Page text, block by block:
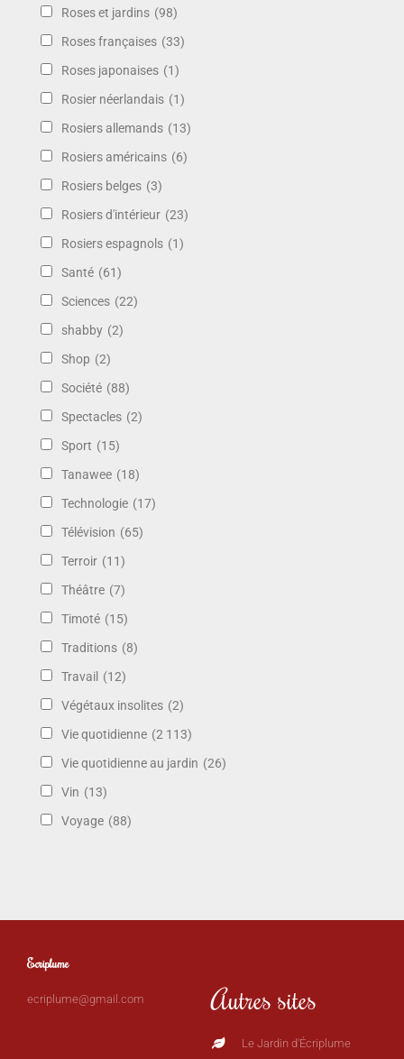
Roses et jardins (98)
Roses françaises (33)
Roses japonaises (1)
Rosier néerlandais (1)
Rosiers allemands (13)
Rosiers américains (6)
Rosiers belges (3)
Rosiers d'intérieur (23)
Rosiers espagnols (1)
Santé (61)
Sciences (22)
shabby (2)
Shop (2)
Société (88)
Spectacles (2)
Sport (15)
Tanawee (18)
Technologie (17)
Télévision (65)
Terroir (11)
Théâtre (7)
Timoté (15)
Traditions (8)
Travail (12)
Végétaux insolites (2)
Vie quotidienne (2 113)
Vie quotidienne au jardin (26)
Vin (13)
Voyage (88)
Ecriplume
ecriplume@gmail.com Autres sites
Le Jardin d'Écriplume